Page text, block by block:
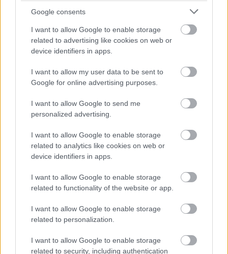
Google consents
I want to allow Google to enable storage
related to advertising like cookies on web or
device identifiers in apps.
I want to allow my user data to be sent to
Google for online advertising purposes.
I want to allow Google to send me
personalized advertising.
I want to allow Google to enable storage
related to analytics like cookies on web or
device identifiers in apps.
I want to allow Google to enable storage
related to functionality of the website or app.
I want to allow Google to enable storage
related to personalization.
I want to allow Google to enable storage
related to security, including authentication
Stillness Is The Move
című Dirty Projectors-dal a
zenekar korabeli lemezéről, a 2009 júniusában
megjelent és kritikai körökben nagy sikert arató
albumról: